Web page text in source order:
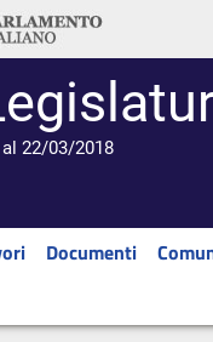
22/03/2018
Documenti